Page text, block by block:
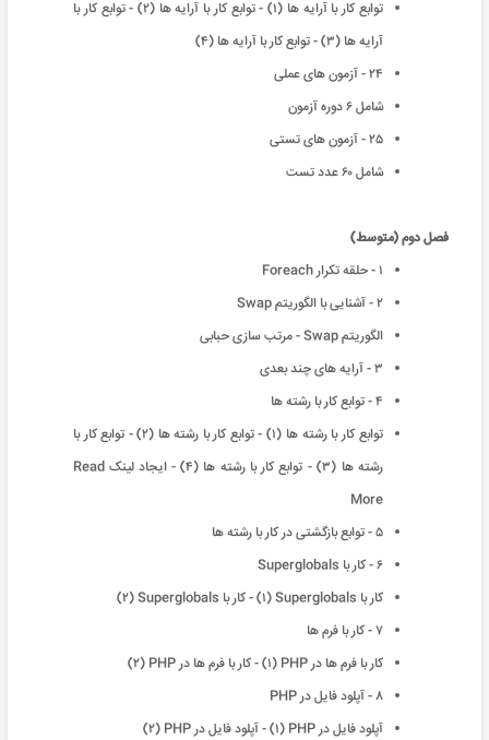
توابع کار با آرایه ها (١) - توابع کار با آرایه ها (٢) - توابع کار با
آرایه ها (٣) - توابع کار با آرایه ها (۴)
٢۴ - آزمون های عملی
شامل ۶ دوره آزمون
٢۵ - آزمون های تستی
شامل ۶٠ عدد تست
فصل دوم (متوسط)
١ - حلقه تکرار Foreach
٢ - آشنایی با الگوریتم Swap
الگوریتم Swap - مرتب سازی حبابی
٣ - آرایه های چند بعدی
۴ - توابع کار با رشته ها
توابع کار با رشته ها (١) - توابع کار با رشته ها (٢) - توابع کار با
رشته ها (٣) - توابع کار با رشته ها (۴) - ایجاد لینک Read
More
۵ - توابع بازگشتی در کار با رشته ها
۶ - کار با Superglobals
کار با Superglobals (١) - کار با Superglobals (٢)
٧ - کار با فرم ها
کار با فرم ها در PHP (١) - کار با فرم ها در PHP (٢)
٨ - آپلود فایل در PHP
آپلود فایل در PHP (١) - آپلود فایل در PHP (٢)